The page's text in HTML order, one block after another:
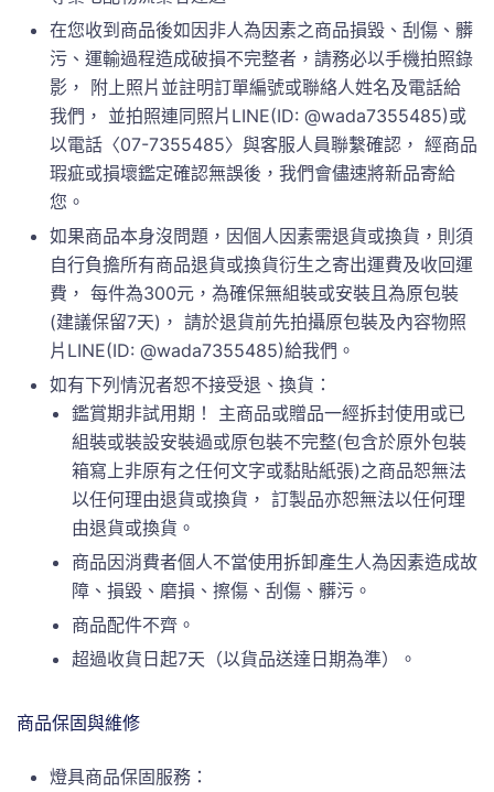
在您收到商品後如因非人為因素之商品損毀、刮傷、髒
污、運輸過程造成破損不完整者，請務必以手機拍照錄
影， 附上照片並註明訂單編號或聯絡人姓名及電話給
我們， 並拍照連同照片LINE(ID: @wada7355485)或
以電話〈07-7355485〉與客服人員聯繫確認， 經商品
瑕疵或損壞鑑定確認無誤後，我們會儘速將新品寄給
您。
如果商品本身沒問題，因個人因素需退貨或換貨，則須
自行負擔所有商品退貨或換貨衍生之寄出運費及收回運
費， 每件為300元，為確保無組裝或安裝且為原包裝
(建議保留7天)， 請於退貨前先拍攝原包裝及內容物照
片LINE(ID: @wada7355485)給我們。
如有下列情況者恕不接受退、換貨：
鑑賞期非試用期！ 主商品或贈品一經拆封使用或已
組裝或裝設安裝過或原包裝不完整(包含於原外包裝
箱寫上非原有之任何文字或黏貼紙張)之商品恕無法
以任何理由退貨或換貨， 訂製品亦恕無法以任何理
由退貨或換貨。
商品因消費者個人不當使用拆卸產生人為因素造成故
障、損毀、磨損、擦傷、刮傷、髒污。
商品配件不齊。
超過收貨日起7天（以貨品送達日期為準）。
商品保固與維修
燈具商品保固服務：